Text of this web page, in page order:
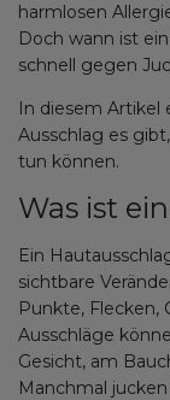
harmlosen
Doch wann ist
schnell gegen
In diesem Artikel
Ausschlag es
tun können.
Was ist
Ein
sichtbare
Punkte, Flecken,
Ausschläge
Gesicht, am
Manchmal